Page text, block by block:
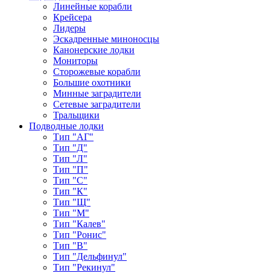
Линейные корабли
Крейсера
Лидеры
Эскадренные миноносцы
Канонерские лодки
Мониторы
Сторожевые корабли
Большие охотники
Минные заградители
Сетевые заградители
Тральщики
Подводные лодки
Тип "АГ"
Тип "Д"
Тип "Л"
Тип "П"
Тип "С"
Тип "К"
Тип "Щ"
Тип "М"
Тип "Калев"
Тип "Ронис"
Тип "В"
Тип "Дельфинул"
Тип "Рекинул"